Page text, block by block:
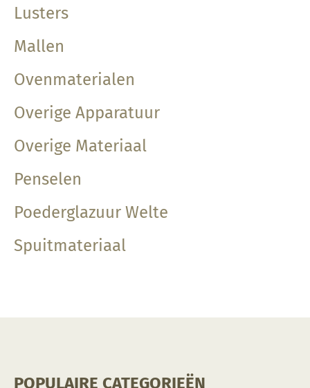
Lusters
Mallen
Ovenmaterialen
Overige Apparatuur
Overige Materiaal
Penselen
Poederglazuur Welte
Spuitmateriaal
POPULAIRE CATEGORIEËN